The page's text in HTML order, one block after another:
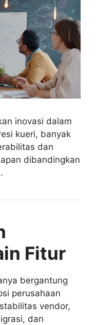
inovasi dalam
kueri, banyak
dan
dibandingkan
Fitur
bergantung
perusahaan
vendor,
dan